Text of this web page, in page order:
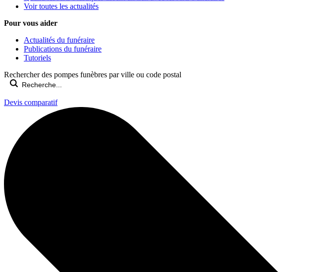
Voir toutes les actualités
Pour vous aider
Actualités du funéraire
Publications du funéraire
Tutoriels
Rechercher des pompes funèbres par ville ou code postal
Devis comparatif